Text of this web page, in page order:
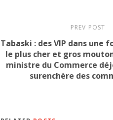
PREV POST
Tabaski : des VIP dans une
le plus cher et gros
ministre du Commerce
surenchère des